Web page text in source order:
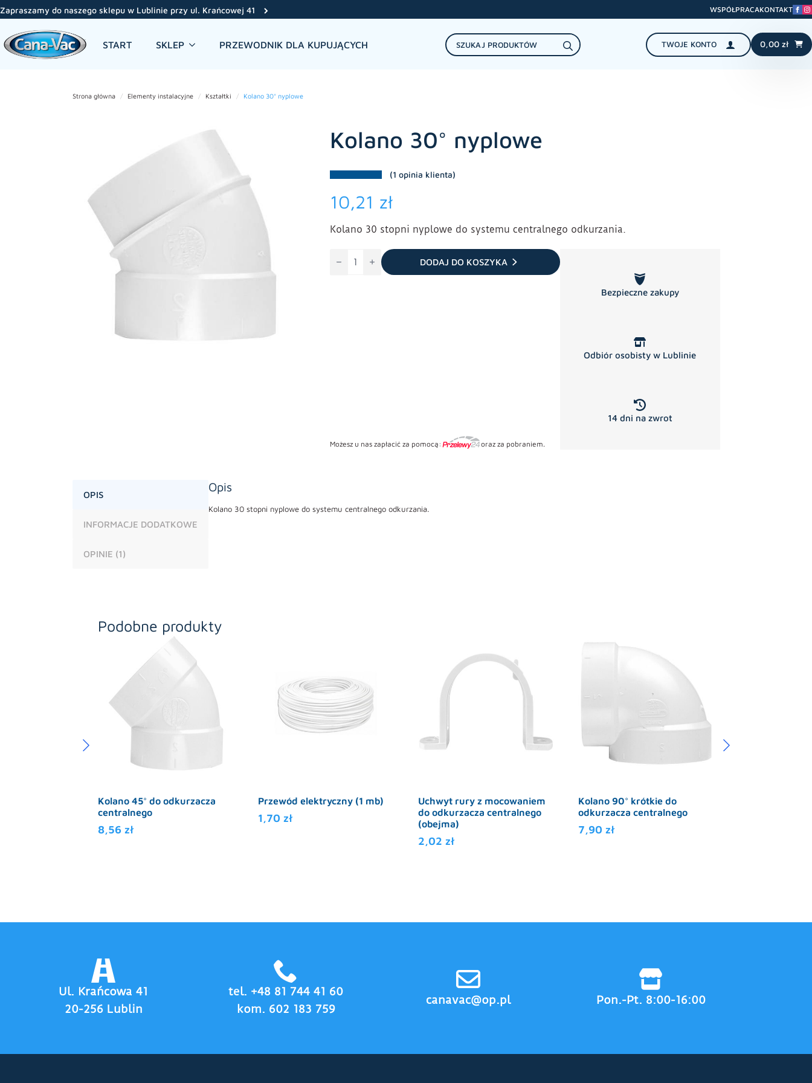
Zapraszamy do naszego sklepu w Lublinie przy ul. Krańcowej 41 WSPÓŁPRACAKONTAKT
START SKLEP PRZEWODNIK DLA KUPUJĄCYCH
Search
for:
TWOJE KONTO 0,00 zł
Strona główna Elementy instalacyjne Kształtki Kolano 30° nyplowe
Kolano 30° nyplowe
(1 opinia klienta)
10,21 zł
Kolano 30 stopni nyplowe do systemu centralnego odkurzania.
Możesz u nas zapłacić za pomocą: oraz za pobraniem.
Kolano
DODAJ DO KOSZYKA
Bezpieczne zakupy
Odbiór osobisty w Lublinie
14 dni na zwrot
OPIS
INFORMACJE DODATKOWE
OPINIE (1)
Opis
Kolano 30 stopni nyplowe do systemu centralnego odkurzania.
Podobne produkty
Kolano 45° do odkurzacza
centralnego
8,56 zł
Przewód elektryczny (1 mb)
1,70 zł
Uchwyt rury z mocowaniem
do odkurzacza centralnego
(obejma)
2,02 zł
Kolano 90° krótkie do
odkurzacza centralnego
7,90 zł
Ul. Krańcowa 41
20-256 Lublin
tel. +48 81 744 41 60
kom. 602 183 759
canavac@op.pl Pon.-Pt. 8:00-16:00